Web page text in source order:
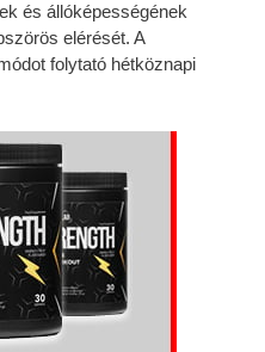
és állóképességének
elérését. A
folytató hétköznapi